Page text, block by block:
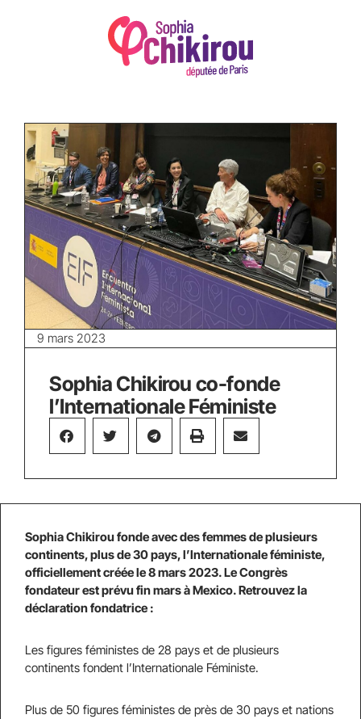
9 mars 2023
Sophia Chikirou co-fonde
l’Internationale Féministe
Sophia Chikirou fonde avec des femmes de plusieurs
continents, plus de 30 pays, l’Internationale féministe,
officiellement créée le 8 mars 2023. Le Congrès
fondateur est prévu fin mars à Mexico. Retrouvez la
déclaration fondatrice :
Les figures féministes de 28 pays et de plusieurs
continents fondent l’Internationale Féministe.
Plus de 50 figures féministes de près de 30 pays et nations